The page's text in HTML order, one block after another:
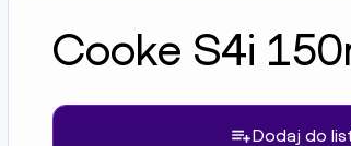
Cooke S4i
Dodaj do